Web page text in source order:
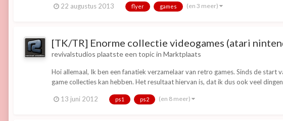
22 augustus 2013 flyer games (en 3 meer)
[TK/TR] Enorme collectie videogames (atari
revivalstudios plaatste een topic in Marktplaats
Hoi allemaal, Ik ben een fanatiek verzamelaar van retro games. Sinds de
game collecties kan hebben. Het resultaat hiervan is, dat ik dus ook veel
13 juni 2012 ps1 ps2 (en 8 meer)